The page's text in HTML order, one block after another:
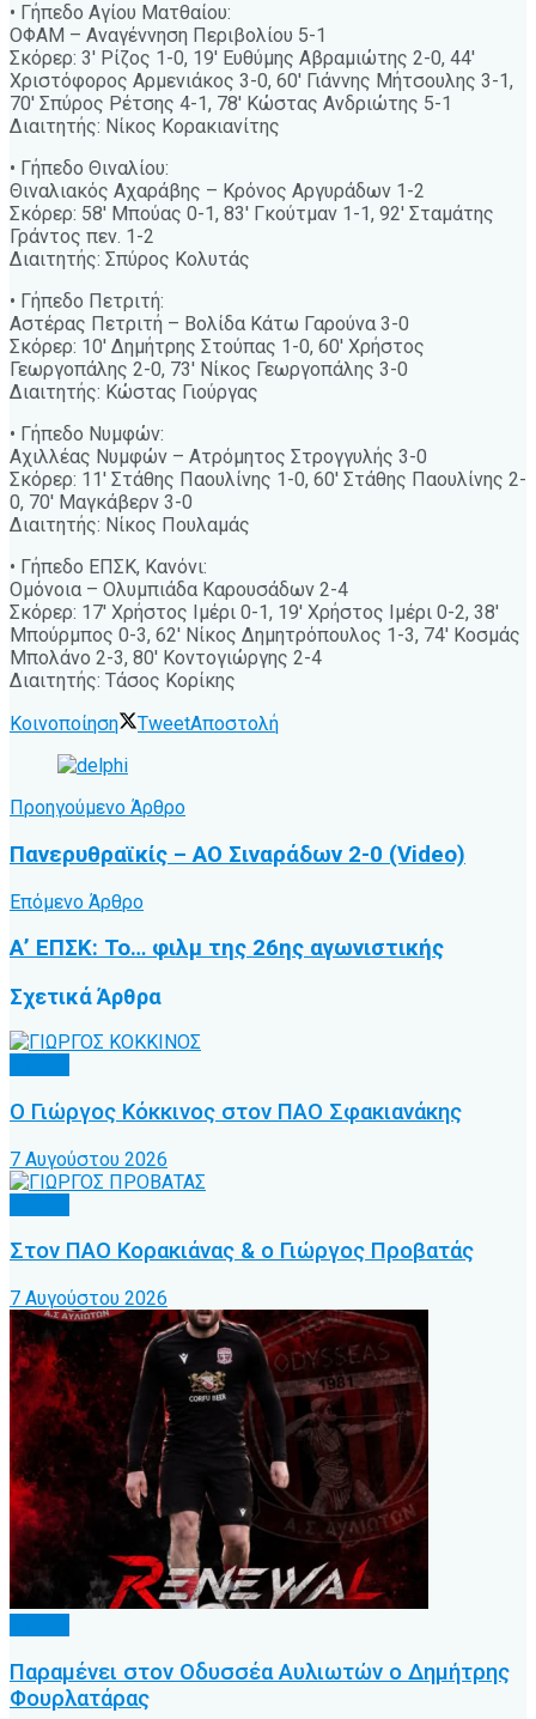
• Γήπεδο Αγίου Ματθαίου:
ΟΦΑΜ – Αναγέννηση Περιβολίου 5-1
Σκόρερ: 3′ Ρίζος 1-0, 19′ Ευθύμης Αβραμιώτης 2-0, 44′
Χριστόφορος Αρμενιάκος 3-0, 60′ Γιάννης Μήτσουλης 3-1,
70′ Σπύρος Ρέτσης 4-1, 78′ Κώστας Ανδριώτης 5-1
Διαιτητής: Νίκος Κορακιανίτης
• Γήπεδο Θιναλίου:
Θιναλιακός Αχαράβης – Κρόνος Αργυράδων 1-2
Σκόρερ: 58′ Μπούας 0-1, 83′ Γκούτμαν 1-1, 92′ Σταμάτης
Γράντος πεν. 1-2
Διαιτητής: Σπύρος Κολυτάς
• Γήπεδο Πετριτή:
Αστέρας Πετριτή – Βολίδα Κάτω Γαρούνα 3-0
Σκόρερ: 10′ Δημήτρης Στούπας 1-0, 60′ Χρήστος
Γεωργοπάλης 2-0, 73′ Νίκος Γεωργοπάλης 3-0
Διαιτητής: Κώστας Γιούργας
• Γήπεδο Νυμφών:
Αχιλλέας Νυμφών – Ατρόμητος Στρογγυλής 3-0
Σκόρερ: 11′ Στάθης Παουλίνης 1-0, 60′ Στάθης Παουλίνης 2-
0, 70′ Μαγκάβερν 3-0
Διαιτητής: Νίκος Πουλαμάς
• Γήπεδο ΕΠΣΚ, Κανόνι:
Ομόνοια – Ολυμπιάδα Καρουσάδων 2-4
Σκόρερ: 17′ Χρήστος Ιμέρι 0-1, 19′ Χρήστος Ιμέρι 0-2, 38′
Μπούρμπος 0-3, 62′ Νίκος Δημητρόπουλος 1-3, 74′ Κοσμάς
Μπολάνο 2-3, 80′ Κοντογιώργης 2-4
Διαιτητής: Τάσος Κορίκης
Κοινοποίηση
TweetΑποστολή
Προηγούμενο Άρθρο
Πανερυθραϊκίς – ΑΟ Σιναράδων 2-0 (Video)
Επόμενο Άρθρο
Α’ ΕΠΣΚ: Το… φιλμ της 26ης αγωνιστικής
ΣχετικάΆρθρα
Ο Γιώργος Κόκκινος στον ΠΑΟ Σφακιανάκης
7 Αυγούστου 2026
Στον ΠΑΟ Κορακιάνας & ο Γιώργος Προβατάς
7 Αυγούστου 2026
Παραμένει στον Οδυσσέα Αυλιωτών ο Δημήτρης
Φουρλατάρας